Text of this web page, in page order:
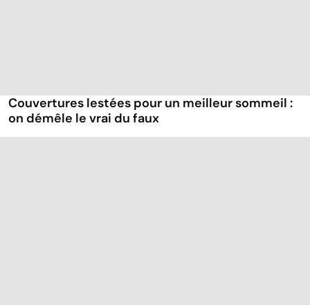
Couvertures lestées pour un meilleur sommeil :
on démêle le vrai du faux